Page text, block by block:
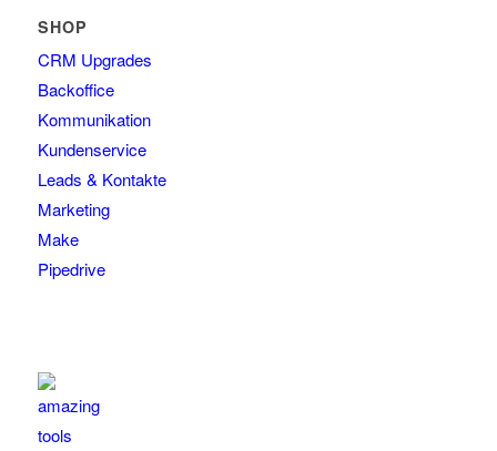
SHOP
CRM Upgrades
Backoffice
Kommunikation
Kundenservice
Leads & Kontakte
Marketing
Make
Pipedrive